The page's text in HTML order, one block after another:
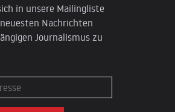
in unsere Mailingliste
Nachrichten
Journalismus zu